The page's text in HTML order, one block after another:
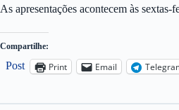
As apresentações acontecem às
Compartilhe:
Post Print Email